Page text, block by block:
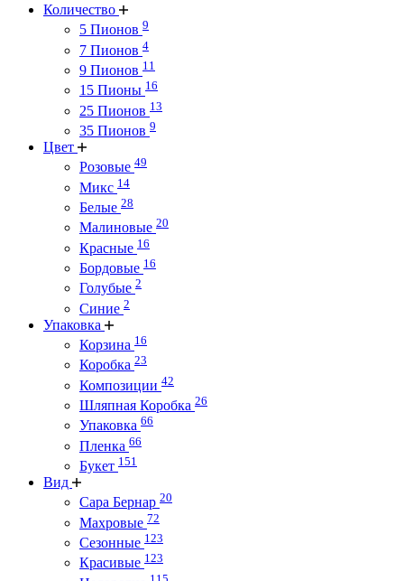
Количество
5 Пионов 9
7 Пионов 4
9 Пионов 11
15 Пионы 16
25 Пионов 13
35 Пионов 9
Цвет
Розовые 49
Микс 14
Белые 28
Малиновые 20
Красные 16
Бордовые 16
Голубые 2
Синие 2
Упаковка
Корзина 16
Коробка 23
Композиции 42
Шляпная Коробка 26
Упаковка 66
Пленка 66
Букет 151
Вид
Сара Бернар 20
Махровые 72
Сезонные 123
Красивые 123
115